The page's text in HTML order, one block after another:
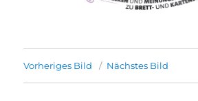
Vorheriges Bild Nächstes Bild